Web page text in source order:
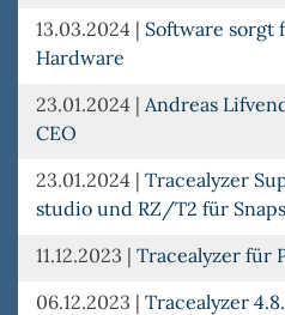
13.03.2024 | Software sorgt
Hardware
23.01.2024 | Andreas
CEO
23.01.2024 | Tracealyzer
studio und RZ/T2 für
11.12.2023 | Tracealyzer für
06.12.2023 | Tracealyzer